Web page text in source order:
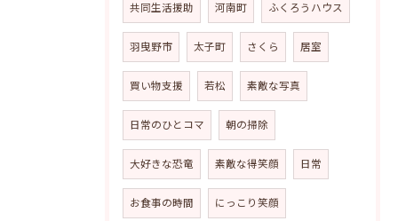
共同生活援助 河南町 ふくろうハウス
羽曳野市 太子町 さくら 居室
買い物支援 若松 素敵な写真
日常のひとコマ 朝の掃除
大好きな恐竜 素敵な得笑顔 日常
お食事の時間 にっこり笑顔